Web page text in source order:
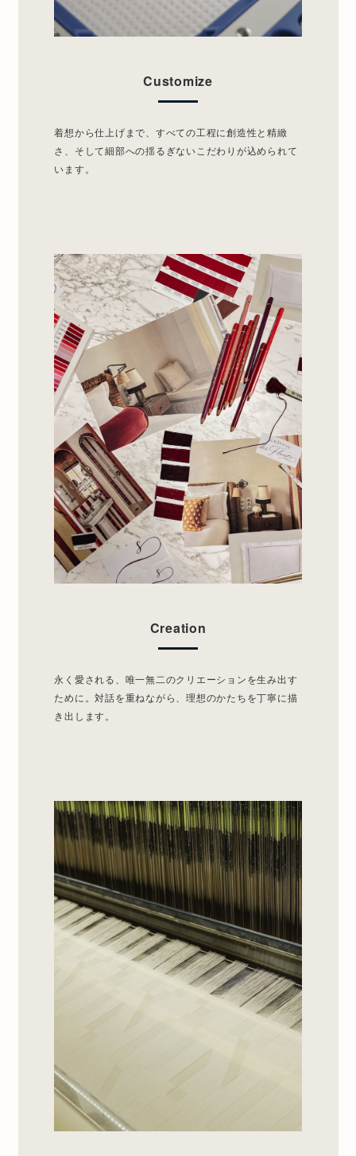
Customize
着想から仕上げまで、すべての工程に創造性と精緻
さ、そして細部への揺るぎないこだわりが込められて
います。
Creation
永く愛される、唯一無二のクリエーションを生み出す
ために。対話を重ねながら、理想のかたちを丁寧に描
き出します。